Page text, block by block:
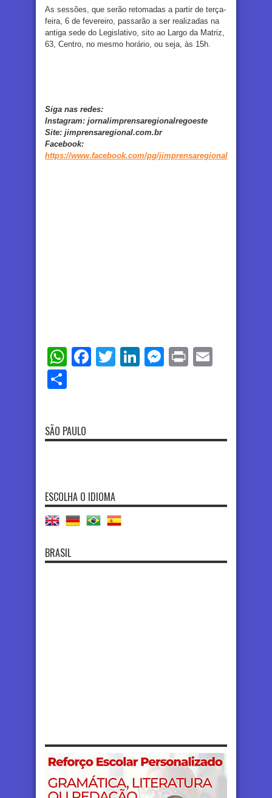
As sessões, que serão retomadas a partir de terça-
feira, 6 de fevereiro, passarão a ser realizadas na
antiga sede do Legislativo, sito ao Largo da Matriz,
63, Centro, no mesmo horário, ou seja, às 15h.
Siga nas redes:
Instagram: jornalimprensaregionalregoeste
Site: jimprensaregional.com.br
Facebook:
https://www.facebook.com/pg/jimprensaregional
WhatsApp
Facebook
TwitterLinkedIn
Messenger
Print
SÃO PAULO
ESCOLHA O IDIOMA
BRASIL